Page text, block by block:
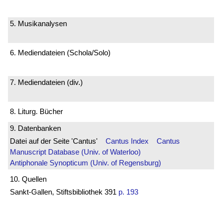
5. Musikanalysen
6. Mediendateien (Schola/Solo)
7. Mediendateien (div.)
8. Liturg. Bücher
9. Datenbanken
Datei auf der Seite 'Cantus' Cantus Index
Cantus
Manuscript Database (Univ. of Waterloo)
Antiphonale Synopticum (Univ. of Regensburg)
10. Quellen
Sankt-Gallen, Stiftsbibliothek 391 p. 193